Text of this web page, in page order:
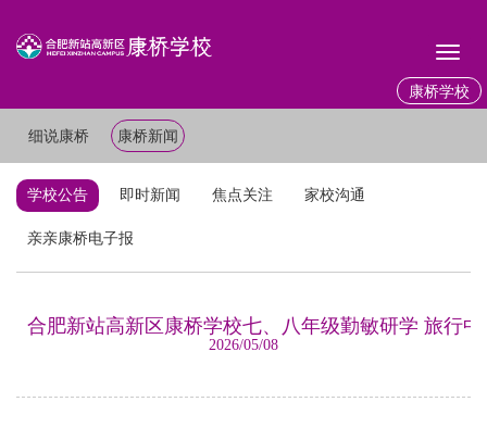
康桥学校
细说康桥 康桥新闻
学校公告 即时新闻 焦点关注 家校沟通
亲亲康桥电子报
合肥新站高新区康桥学校七、八年级勤敏研学 旅行
2026/05/08